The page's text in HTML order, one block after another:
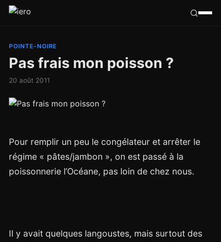
Congo
Hasard
Tribu
POINTE-NOIRE
Pas frais mon poisson ?
20 août 2011
Pour remplir un peu le congélateur et arrêter le
régime « pâtes/jambon », on est passé à la
poissonnerie l’Océane, pas loin de chez nous.
Il y avait quelques langoustes, mais surtout des